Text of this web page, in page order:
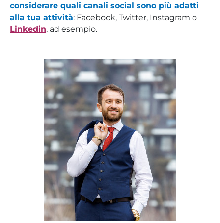
considerare quali canali social sono più adatti
alla tua attività: Facebook, Twitter, Instagram o
Linkedin, ad esempio.